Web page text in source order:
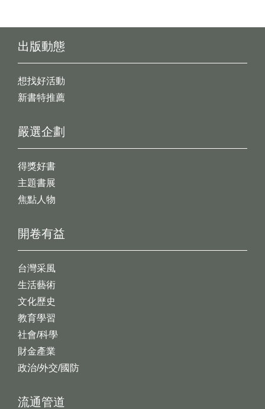
出版動態
想找好活動
新書特推薦
開卷有益
台灣采風
生活藝術
文化歷史
教育學習
社會/科學
財金產業
政治/外交/國防
嚴選企劃
得獎好書
主題書展
焦點人物
流通管道